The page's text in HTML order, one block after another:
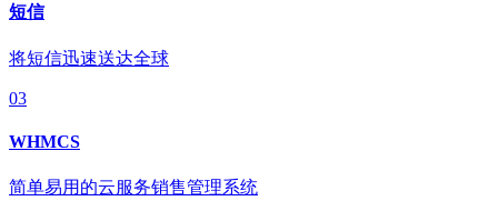
短信
将短信迅速送达全球
03
WHMCS
简单易用的云服务销售管理系统